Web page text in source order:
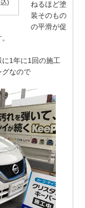
ねるほど塗
装そのもの
の平滑が促
1年に1回の施工
グなので